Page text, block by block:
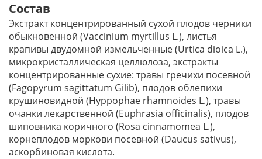
Состав
Экстракт концентрированный сухой плодов черники
обыкновенной (Vaccinium myrtillus L.), листья
крапивы двудомной измельченные (Urtica dioica L.),
микрокристаллическая целлюлоза, экстракты
концентрированные сухие: травы гречихи посевной
(Fagopyrum sagittatum Gilib), плодов облепихи
крушиновидной (Hyppophae rhamnoides L.), травы
очанки лекарственной (Euphrasia officinalis), плодов
шиповника коричного (Rosa cinnamomea L.),
корнеплодов моркови посевной (Daucus sativus),
аскорбиновая кислота.